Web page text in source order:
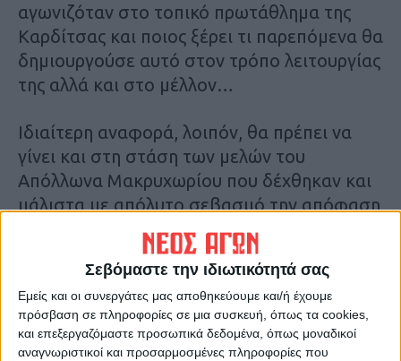
Σεβόμαστε την ιδιωτικότητά σας
Εμείς και οι συνεργάτες μας αποθηκεύουμε και/ή έχουμε
πρόσβαση σε πληροφορίες σε μια συσκευή, όπως τα cookies,
και επεξεργαζόμαστε προσωπικά δεδομένα, όπως μοναδικοί
αναγνωριστικοί και προσαρμοσμένες πληροφορίες που
αγωνιζόταν στο τοπικό πρωτάθλημα της
Καρδίτσας και ποιος ξέρει τι παρεπόμενα θα
δημιουργούσε αυτό στον τρόπο λειτουργίας
της αλλά και στο μέλλον…
Ιδιαίτερη αναφορά, λοιπόν, θα πρέπει να
γίνει και στη στάση των μελών του
Απόλλωνα Μακρυχωρίου που δέχθηκαν και
μάλιστα με απόλυτο σεβασμό την απόφαση
του Δημήτρη Παπαδημητρίου ν’ αναλάβει τα
ηνία της μεγαλύτερης ομάδας του Νομού.
Παρά το γεγονός ότι ο τελευταίος ήταν
ουσιαστικά ο αναμορφωτής του Απόλλωνα
με την παρουσία του στην προεδρία,
οδηγώντας του σε πρωτοφανείς για την